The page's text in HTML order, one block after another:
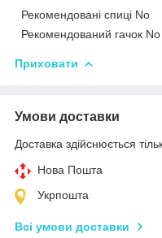
Рекомендовані спиці No
Рекомендований гачок No
Приховати
Умови доставки
Доставка здійснюється
Нова Пошта
Укрпошта
Всі умови доставки